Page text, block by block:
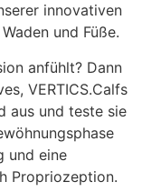
innovativen
und Füße.
anfühlt? Dann
VERTICS.Calfs
aus und teste sie
und eine
Propriozeption.